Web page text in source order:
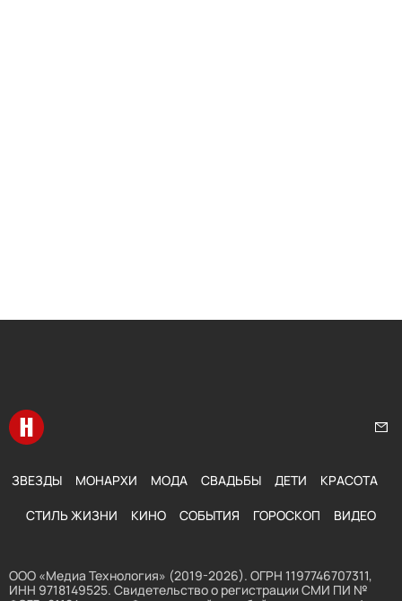
Перейти на главную
ЗВЕЗДЫ МОНАРХИ МОДА СВАДЬБЫ ДЕТИ КРАСОТА
СТИЛЬ ЖИЗНИ КИНО СОБЫТИЯ ГОРОСКОП ВИДЕО
ООО «Медиа Технология» (2019-2026). ОГРН 1197746707311,
ИНН 9718149525. Свидетельство о регистрации СМИ ПИ №